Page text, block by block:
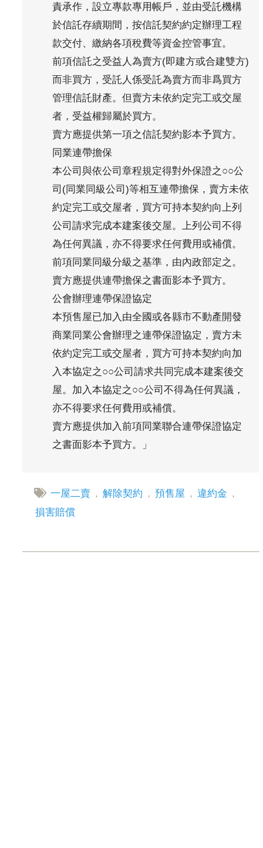
責承作，設立專款專用帳戶，並由受託機構
於信託存續期間，按信託契約約定辦理工程
款交付、繳納各項稅費等資金控管事宜。
前項信託之受益人為賣方(即建方或合建雙方)
而非買方，受託人係受託為賣方而非爲買方
管理信託財產。但賣方未依約定完工或交屋
者，受益權歸屬於買方。
賣方應提供第一項之信託契約影本予買方。
同業連帶擔保
本公司與依公司章程規定得對外保證之○○公
司(同業同級公司)等相互連帶擔保，賣方未依
約定完工或交屋者，買方可持本契約向上列
公司請求完成本建案後交屋。上列公司不得
為任何異議，亦不得要求任何費用或補償。
前項同業同級分級之基準，由內政部定之。
賣方應提供連帶擔保之書面影本予買方。
公會辦理連帶保證協定
本預售屋已加入由全國或各縣市不動產開發
商業同業公會辦理之連帶保證協定，賣方未
依約定完工或交屋者，買方可持本契約向加
入本協定之○○公司請求共同完成本建案後交
屋。加入本協定之○○公司不得為任何異議，
亦不得要求任何費用或補償。
賣方應提供加入前項同業聯合連帶保證協定
之書面影本予買方。」
一屋二賣 ， 解除契約 ， 預售屋 ， 違約金 ，
損害賠償